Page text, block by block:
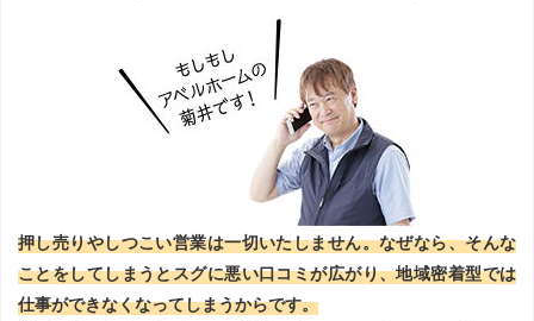
押し売りやしつこい営業は一切いたしません。なぜなら、そんな
ことをしてしまうとスグに悪い口コミが広がり、地域密着型では
仕事ができなくなってしまうからです。